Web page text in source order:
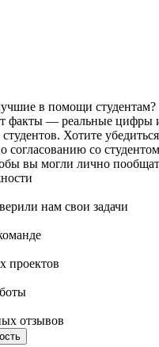
в помощи студентам?
факты — реальные цифры
Хотите
согласованию со
вы могли лично
нам свои задачи
проектов
отзывов